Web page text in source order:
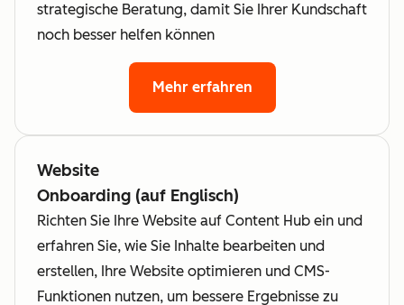
strategische Beratung, damit Sie Ihrer Kundschaft
noch besser helfen können
Mehr erfahren
Website
Onboarding (auf Englisch)
Richten Sie Ihre Website auf Content Hub ein und
erfahren Sie, wie Sie Inhalte bearbeiten und
erstellen, Ihre Website optimieren und CMS-
Funktionen nutzen, um bessere Ergebnisse zu